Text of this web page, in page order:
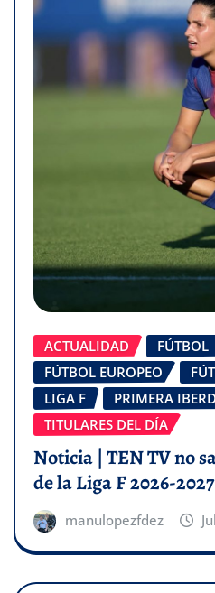
ACTUALIDAD
FÚTBOL
FÚTBOL EUROPEO
LIGA F
PRIMERA
TITULARES DEL DÍA
Noticia | TEN TV no
de la Liga F 2026-2027
manulopezfdez